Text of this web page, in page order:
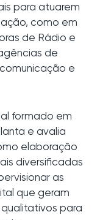
para atuarem
como em
de Rádio e
de
e
formado em
e avalia
elaboração
diversificadas
as
que geram
para